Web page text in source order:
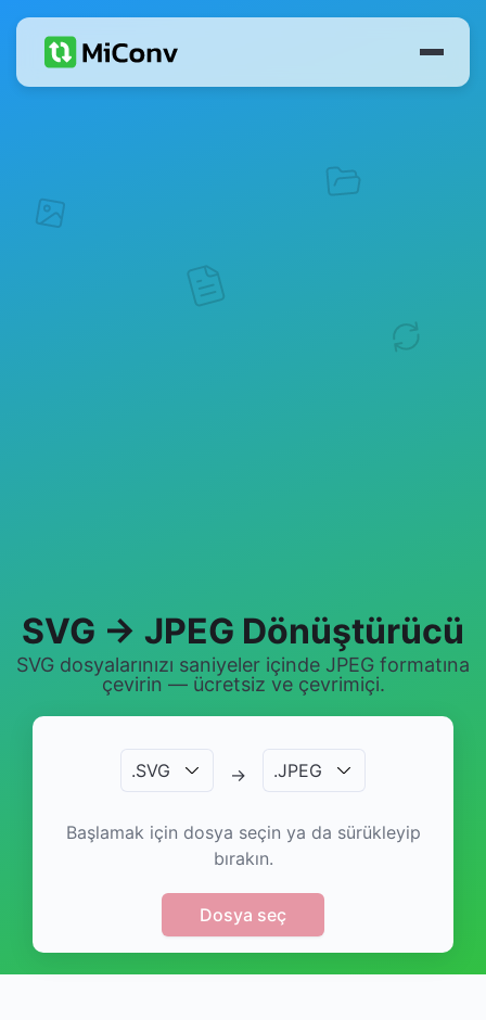
SVG → JPEG Dönüştürücü
SVG dosyalarınızı saniyeler içinde JPEG formatına
çevirin — ücretsiz ve çevrimiçi.
.SVG → .JPEG
Başlamak için dosya seçin ya da sürükleyip
bırakın.
Dosya seç